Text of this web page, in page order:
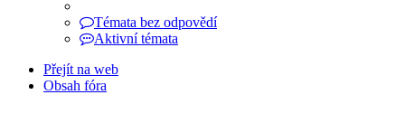
Témata bez odpovědí
Aktivní témata
Přejít na web
Obsah fóra